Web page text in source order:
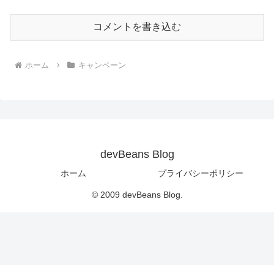
コメントを書き込む
ホーム キャンペーン
devBeans Blog
ホーム プライバシーポリシー
© 2009 devBeans Blog.